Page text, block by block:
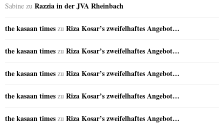
Sabine zu Razzia in der JVA Rheinbach
the kasaan times zu Riza Kosar’s zweifelhaftes Angebot…
the kasaan times zu Riza Kosar’s zweifelhaftes Angebot…
the kasaan times zu Riza Kosar’s zweifelhaftes Angebot…
the kasaan times zu Riza Kosar’s zweifelhaftes Angebot…
the kasaan times zu Riza Kosar’s zweifelhaftes Angebot…